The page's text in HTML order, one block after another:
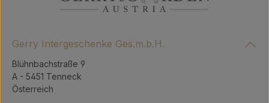
Gerry Intergeschenke Ges.m.b.H.
Blühnbachstraße 9
A - 5451 Tenneck
Österreich